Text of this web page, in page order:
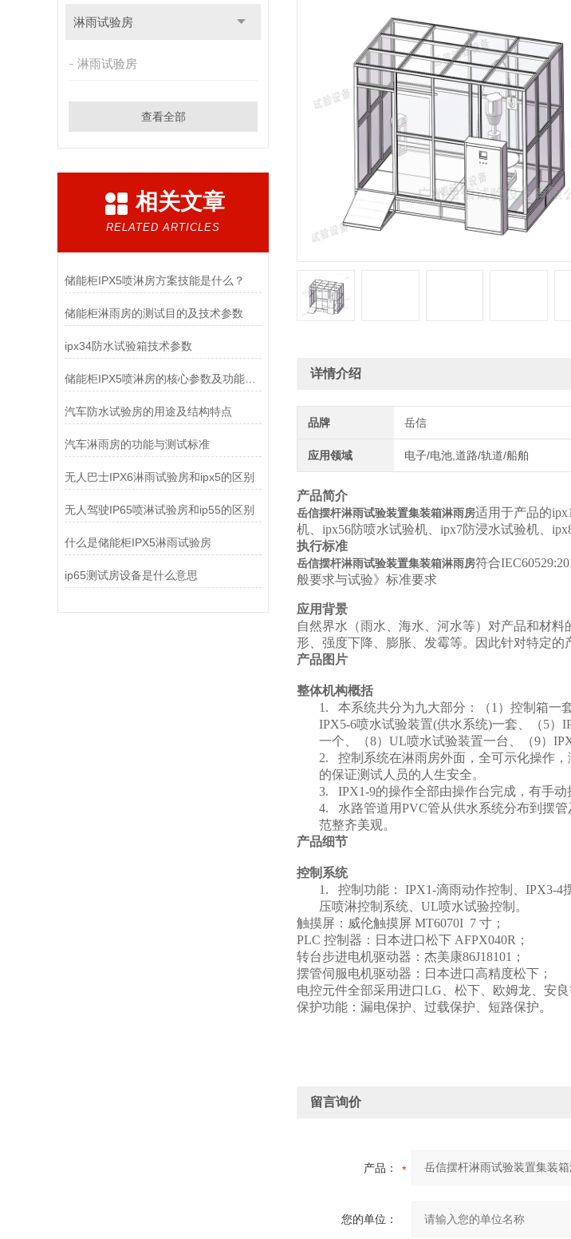
淋雨试验房
淋雨试验房
查看全部
相关文章
RELATED ARTICLES
储能柜IPX5喷淋房方案技能是什么？
储能柜淋雨房的测试目的及技术参数
ipx34防水试验箱技术参数
储能柜IPX5喷淋房的核心参数及功能特点
汽车防水试验房的用途及结构特点
汽车淋雨房的功能与测试标准
无人巴士IPX6淋雨试验房和ipx5的区别
无人驾驶IP65喷淋试验房和ip55的区别
什么是储能柜IPX5淋雨试验房
ip65测试房设备是什么意思
详情介绍
品牌 岳信
应用领域 电子/电池,道路/轨道/船舶
产品简介
岳信摆杆淋雨试验装置集装箱淋雨房适用于产品的
机、ipx56防喷水试验机、ipx7防浸水试验机、
执行标准
岳信摆杆淋雨试验装置集装箱淋雨房符合
般要求与试验》标准要求
应用背景
自然界水（雨水、海水、河水等）对产品和材
形、强度下降、膨胀、发霉等。因此针对特定
产品图片
整体机构概括
1. 本系统共分为九大部分：（1）控制箱一
IPX5-6喷水试验装置(供水系统)一套、（5）
一个、（8）UL喷水试验装置一台、（9）
2. 控制系统在淋雨房外面，全可示化操作
的保证测试人员的人生安全。
3. IPX1-9的操作全部由操作台完成，有手
4. 水路管道用PVC管从供水系统分布到摆
范整齐美观。
产品细节
控制系统
1. 控制功能： IPX1-滴雨动作控制、IPX3-
压喷淋控制系统、UL喷水试验控制。
触摸屏：威伦触摸屏 MT6070I 7 寸；
PLC 控制器：日本进口松下 AFPX040R；
转台步进电机驱动器：杰美康86J18101；
摆管伺服电机驱动器：日本进口高精度松下；
电控元件全部采用进口LG、松下、欧姆龙、安良
保护功能：漏电保护、过载保护、短路保护。
留言询价
产品：
您的单位：